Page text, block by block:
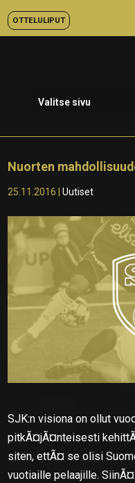
OTTELULIPUT
Valitse sivu
Nuorten
25.11.2016 |Uutiset
SJK:n visiona on ollut
pitkÃ¤jÃ¤nteisesti
siten, ettÃ¤ se olisi
vuotiaille pelaajille.